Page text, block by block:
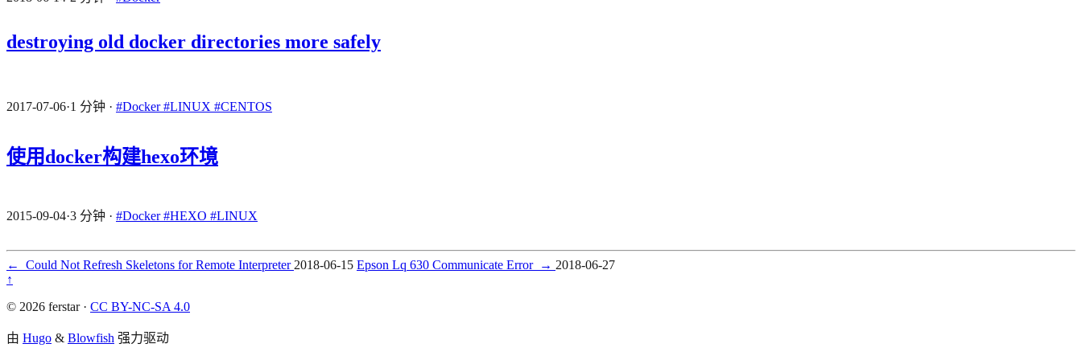
destroying old docker directories more safely
2017-07-06·1 分钟 · #Docker#LINUX #CENTOS
使用docker构建hexo环境
2015-09-04·3 分钟 · #Docker#HEXO #LINUX
← Could Not Refresh Skeletons for Remote Interpreter 2018-06-15 Epson Lq 630 Communicate Error → 2018-06-27
↑
© 2026 ferstar · CC BY-NC-SA 4.0
由 Hugo & Blowfish 强力驱动